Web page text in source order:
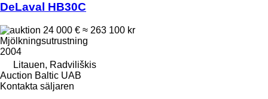
DeLaval HB30C
24 000 € ≈ 263 100 kr
Mjölkningsutrustning
2004
Litauen, Radviliškis
Auction Baltic UAB
Kontakta säljaren